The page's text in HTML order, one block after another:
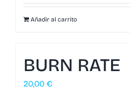
Añadir al carrito
BURN RATE
20,00 €